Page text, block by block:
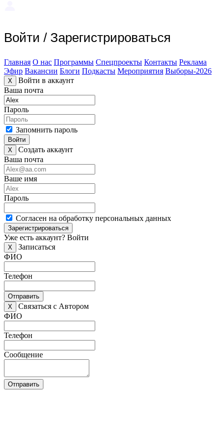
Войти / Зарегистрироваться
Главная О нас Программы Спецпроекты Контакты Реклама
Эфир Вакансии Блоги Подкасты Мероприятия Выборы-2026
X
Войти в аккаунт
Ваша почта
Пароль
Запомнить пароль
Войти
X
Создать аккаунт
Ваша почта
Ваше имя
Пароль
Согласен на обработку персональных данных
Зарегистрироваться
Уже есть аккаунт? Войти
X
Записаться
ФИО
Телефон
Отправить
X
Связаться с Автором
ФИО
Телефон
Сообщение
Отправить